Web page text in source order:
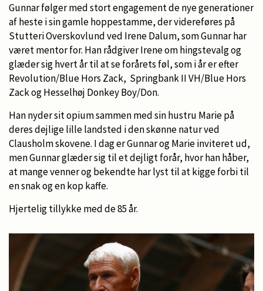
Gunnar følger med stort engagement de nye generationer
af heste i sin gamle hoppestamme, der videreføres på
Stutteri Overskovlund ved Irene Dalum, som Gunnar har
været mentor for. Han rådgiver Irene om hingstevalg og
glæder sig hvert år til at se forårets føl, som i år er efter
Revolution/Blue Hors Zack, Springbank II VH/Blue Hors
Zack og Hesselhøj Donkey Boy/Don.
Han nyder sit opium sammen med sin hustru Marie på
deres dejlige lille landsted i den skønne natur ved
Clausholm skovene. I dag er Gunnar og Marie inviteret ud,
men Gunnar glæder sig til et dejligt forår, hvor han håber,
at mange venner og bekendte har lyst til at kigge forbi til
en snak og en kop kaffe.
Hjertelig tillykke med de 85 år.